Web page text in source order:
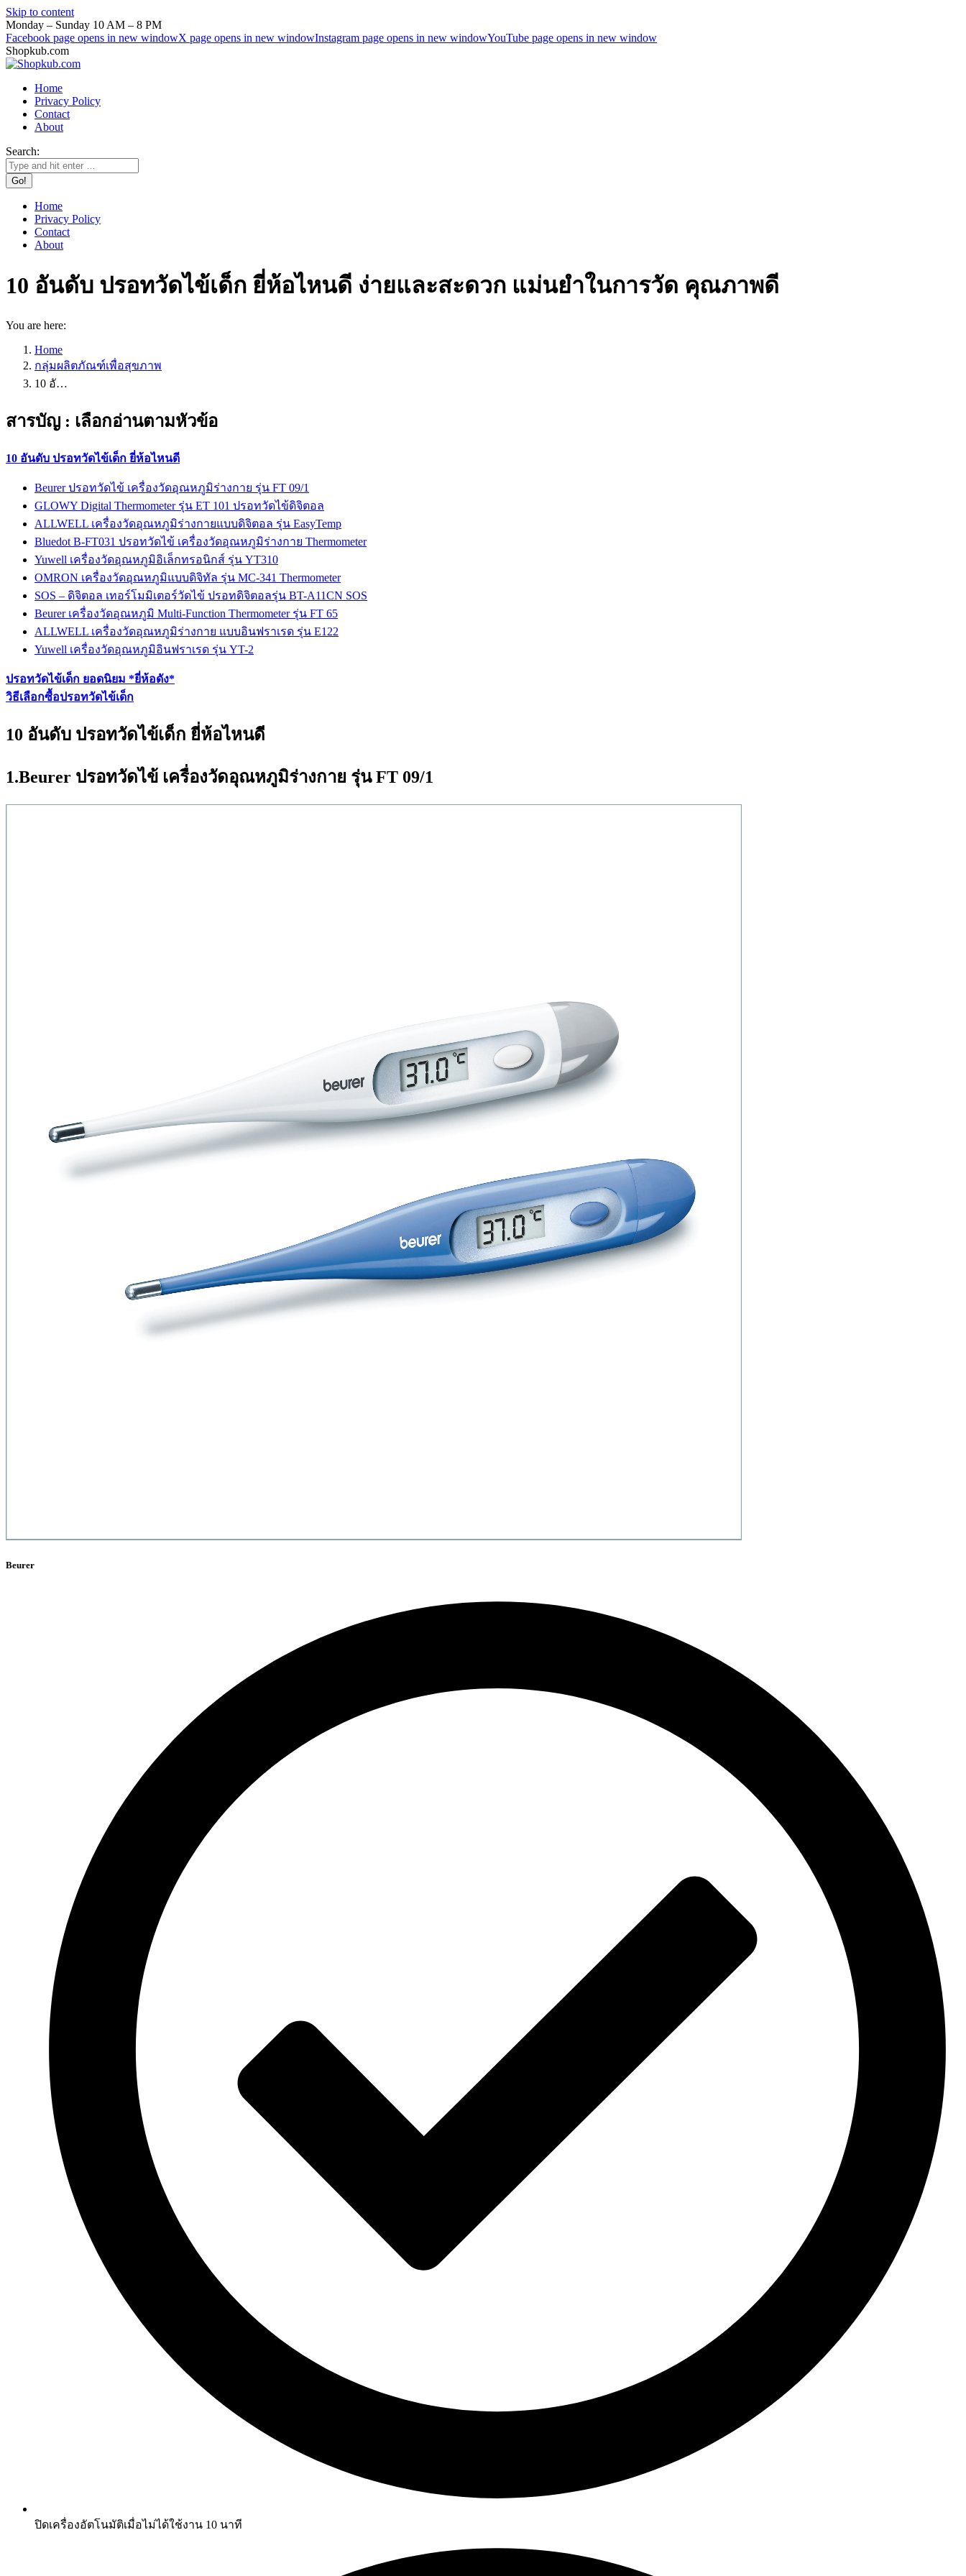
Skip to content
Monday – Sunday 10 AM – 8 PM
Facebook page opens in new windowX page opens in new windowInstagram page opens in new windowYouTube page opens in new window
Shopkub.com
Home
Privacy Policy
Contact
About
Search:
Home
Privacy Policy
Contact
About
10 อันดับ ปรอทวัดไข้เด็ก ยี่ห้อไหนดี ง่ายและสะดวก แม่นยำในการวัด คุณภาพดี
You are here:
Home
กลุ่มผลิตภัณฑ์เพื่อสุขภาพ
10 อั…
สารบัญ : เลือกอ่านตามหัวข้อ
10 อันดับ ปรอทวัดไข้เด็ก ยี่ห้อไหนดี
Beurer ปรอทวัดไข้ เครื่องวัดอุณหภูมิร่างกาย รุ่น FT 09/1
GLOWY Digital Thermometer รุ่น ET 101 ปรอทวัดไข้ดิจิตอล
ALLWELL เครื่องวัดอุณหภูมิร่างกายแบบดิจิตอล รุ่น EasyTemp
Bluedot B-FT031 ปรอทวัดไข้ เครื่องวัดอุณหภูมิร่างกาย Thermometer
Yuwell เครื่องวัดอุณหภูมิอิเล็กทรอนิกส์ รุ่น YT310
OMRON เครื่องวัดอุณหภูมิแบบดิจิทัล รุ่น MC-341 Thermometer
SOS – ดิจิตอล เทอร์โมมิเตอร์วัดไข้ ปรอทดิจิตอลรุ่น BT-A11CN SOS
Beurer เครื่องวัดอุณหภูมิ Multi-Function Thermometer รุ่น FT 65
ALLWELL เครื่องวัดอุณหภูมิร่างกาย แบบอินฟราเรด รุ่น E122
Yuwell เครื่องวัดอุณหภูมิอินฟราเรด รุ่น YT-2
ปรอทวัดไข้เด็ก ยอดนิยม *ยี่ห้อดัง*
วิธีเลือกซื้อปรอทวัดไข้เด็ก
10 อันดับ ปรอทวัดไข้เด็ก ยี่ห้อไหนดี
1.Beurer ปรอทวัดไข้ เครื่องวัดอุณหภูมิร่างกาย รุ่น FT 09/1
Beurer
ปิดเครื่องอัตโนมัติเมื่อไม่ได้ใช้งาน 10 นาที